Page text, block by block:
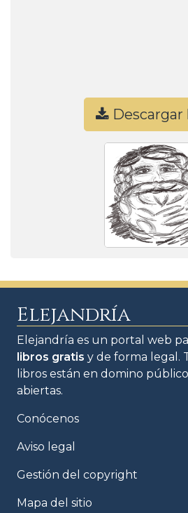
Descargar
Elejandría
Elejandría es un portal web
libros gratis y de forma legal.
libros están en domino
abiertas.
Conócenos
Aviso legal
Gestión del copyright
Mapa del sitio